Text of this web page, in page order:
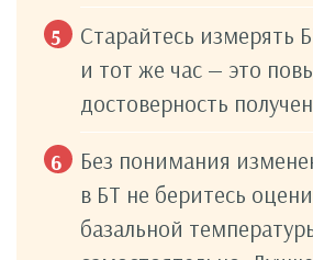
Старайтесь измерять
и тот же час — это
достоверность
Без понимания
в БТ не беритесь
базальной